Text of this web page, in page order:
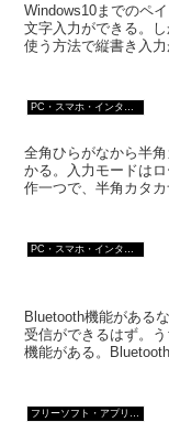
Windows10までのペ
文字入力ができる。
使う方法で縦書き入
全角ひらがなから半
かる。入力モードは
作一つで、半角カタ
できる。この操作を
PC・スマホ・インターネットトラブルの解消方法
Bluetooth機能がある
受信ができるはず。
機能がある。
フリーソフト・アプリ・Webサービス